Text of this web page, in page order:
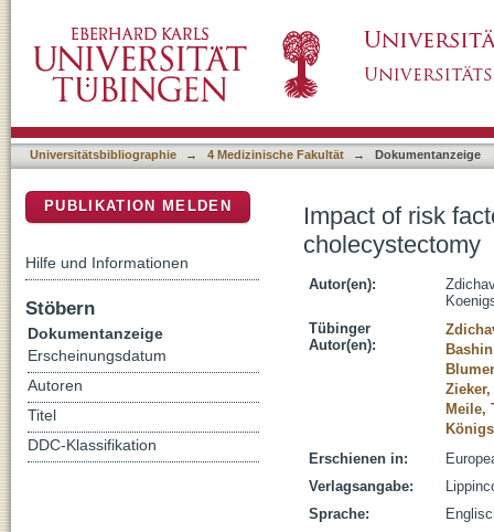
Universitätsbibliographie → 4 Medizinische Fakultät → Dokumentanzeige
Impact of risk
cholecystectomy
Autor(en):
Tübinger
Autor(en):
Meile,
Erschienen in:
Verlagsangabe:
Sprache:
PUBLIKATION MELDEN
Hilfe und Informationen
Stöbern
Dokumentanzeige
Erscheinungsdatum
Autoren
Titel
DDC-Klassifikation